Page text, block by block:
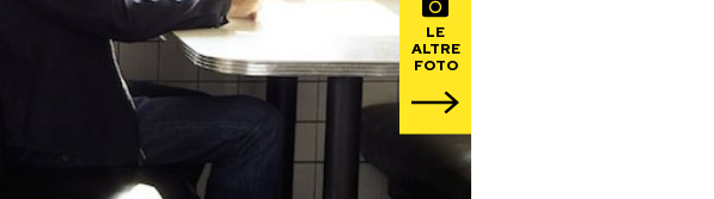
LE
ALTRE
FOTO